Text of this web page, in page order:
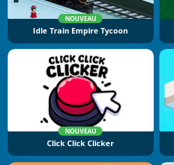
NOUVEAU
Idle Train Empire Tycoon
NOUVEAU
Click Click Clicker